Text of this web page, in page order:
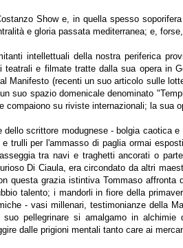
Show e, in quella spesso
e gloria passata mediterranea; e,
intellettuali della nostra periferica
teatrali e filmate tratte dalla sua opera in
Manifesto (recenti un suo articolo sulle
suo spazio domenicale denominato
compaiono su riviste internazionali; la sua
dello scrittore modugnese - bolgia caotica
trulli per l'ammasso di paglia ormai
tra navi e traghetti ancorati o
Di Ciaula, era circondato da altri
questa grazia istintiva Tommaso
talento; i mandorli in fiore della
- vasi millenari, testimonianze della
suo pellegrinare si amalgamo in
dalle prigioni mentali tanto care ai